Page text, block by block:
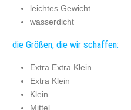
leichtes Gewicht
wasserdicht
die Größen, die wir schaffen:
Extra Extra Klein
Extra Klein
Klein
Mittel